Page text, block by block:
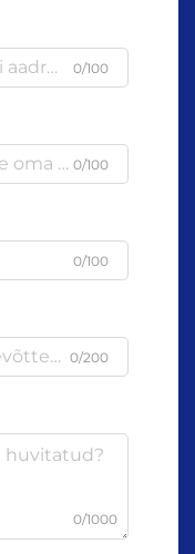
0/100
0/100
0/100
0/200
0/1000